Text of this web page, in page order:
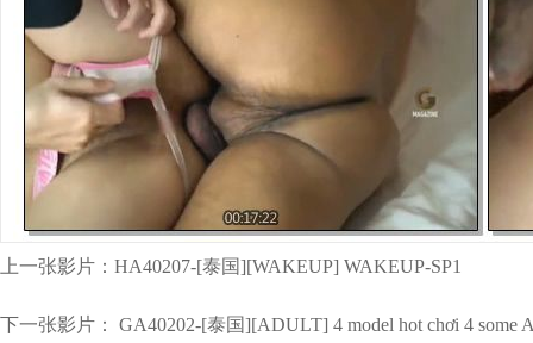
上一张影片： HA40207-[泰国][WAKEUP] WAKEUP-SP1
下一张影片： GA40202-[泰国][ADULT] 4 model hot chơi 4 some